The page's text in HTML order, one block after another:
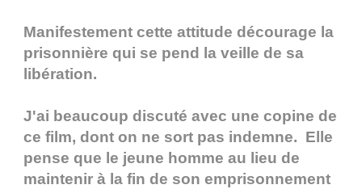
Manifestement cette attitude décourage la
prisonnière qui se pend la veille de sa
libération.
J'ai beaucoup discuté avec une copine de
ce film, dont on ne sort pas indemne. Elle
pense que le jeune homme au lieu de
maintenir à la fin de son emprisonnement